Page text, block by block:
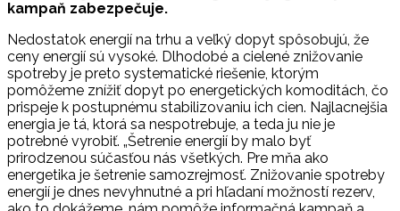
kampaň zabezpečuje.
Nedostatok energií na trhu a veľký dopyt spôsobujú, že
ceny energií sú vysoké. Dlhodobé a cielené znižovanie
spotreby je preto systematické riešenie, ktorým
pomôžeme znížiť dopyt po energetických komoditách, čo
prispeje k postupnému stabilizovaniu ich cien. Najlacnejšia
energia je tá, ktorá sa nespotrebuje, a teda ju nie je
potrebné vyrobiť. „Šetrenie energií by malo byť
prirodzenou súčasťou nás všetkých. Pre mňa ako
energetika je šetrenie samozrejmosť. Znižovanie spotreby
energií je dnes nevyhnutné a pri hľadaní možností rezerv,